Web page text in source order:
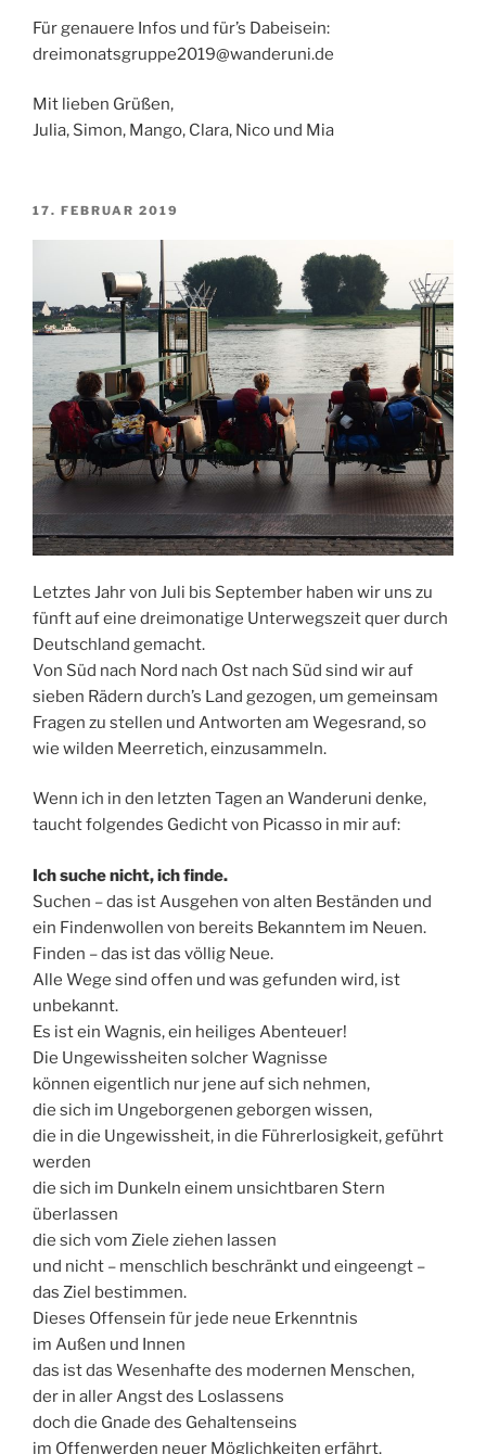
Für genauere Infos und für’s Dabeisein:
dreimonatsgruppe2019@wanderuni.de
Mit lieben Grüßen,
Julia, Simon, Mango, Clara, Nico und Mia
VERÖFFENTLICHT
17. FEBRUAR 2019
Letztes Jahr von Juli bis September haben wir uns zu
fünft auf eine dreimonatige Unterwegszeit quer durch
Deutschland gemacht.
Von Süd nach Nord nach Ost nach Süd sind wir auf
sieben Rädern durch’s Land gezogen, um gemeinsam
Fragen zu stellen und Antworten am Wegesrand, so
wie wilden Meerretich, einzusammeln.
Wenn ich in den letzten Tagen an Wanderuni denke,
taucht folgendes Gedicht von Picasso in mir auf:
Ich suche nicht, ich finde.
Suchen – das ist Ausgehen von alten Beständen und
ein Findenwollen von bereits Bekanntem im Neuen.
Finden – das ist das völlig Neue.
Alle Wege sind offen und was gefunden wird, ist
unbekannt.
Es ist ein Wagnis, ein heiliges Abenteuer!
Die Ungewissheiten solcher Wagnisse
können eigentlich nur jene auf sich nehmen,
die sich im Ungeborgenen geborgen wissen,
die in die Ungewissheit, in die Führerlosigkeit, geführt
werden
die sich im Dunkeln einem unsichtbaren Stern
überlassen
die sich vom Ziele ziehen lassen
und nicht – menschlich beschränkt und eingeengt –
das Ziel bestimmen.
Dieses Offensein für jede neue Erkenntnis
im Außen und Innen
das ist das Wesenhafte des modernen Menschen,
der in aller Angst des Loslassens
doch die Gnade des Gehaltenseins
im Offenwerden neuer Möglichkeiten erfährt.